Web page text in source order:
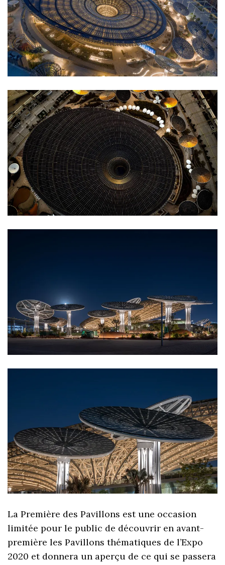
La Première des Pavillons est une occasion
limitée pour le public de découvrir en avant-
première les Pavillons thématiques de l’Expo
2020 et donnera un aperçu de ce qui se passera